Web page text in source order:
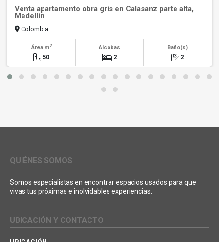
Venta apartamento obra gris en Calasanz parte alta,
Medellín
Colombia
Área m2
50
Alcobas
2
Baño(s)
2
QUIÉNES SOMOS
Somos especialistas en encontrar espacios usados para que
vivas tus próximas e inolvidables experiencias.